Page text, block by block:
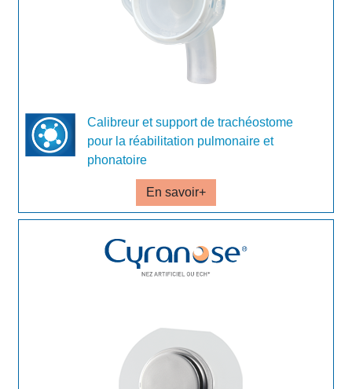
Calibreur et support de trachéostome
pour la réabilitation pulmonaire et
phonatoire
En savoir+